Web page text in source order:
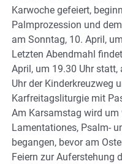
Karwoche gefeiert,
Palmprozession und
am Sonntag, 10. April,
Letzten Abendmahl
April, um 19.30 Uhr
Uhr der Kinderkreuzweg
Karfreitagsliturgie mit
Am Karsamstag wird um
Lamentationes, Psalm-
begangen, bevor am
Feiern zur Auferstehung